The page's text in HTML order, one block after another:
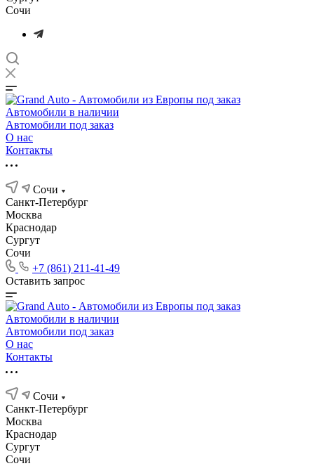
Сочи
Автомобили в наличии
Автомобили под заказ
О нас
Контакты
Сочи
Санкт-Петербург
Москва
Краснодар
Сургут
Сочи
+7 (861) 211-41-49
Оставить запрос
Автомобили в наличии
Автомобили под заказ
О нас
Контакты
Сочи
Санкт-Петербург
Москва
Краснодар
Сургут
Сочи